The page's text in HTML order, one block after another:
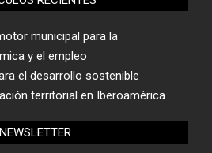
municipal para la
y el empleo
el desarrollo sostenible
territorial en Iberoamérica
NEWSLETTER